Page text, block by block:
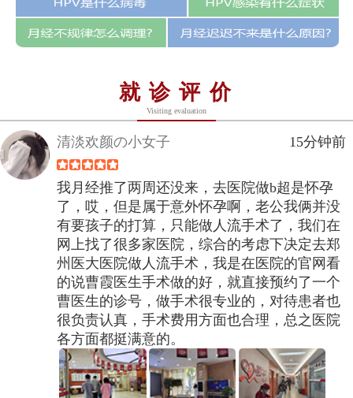
就诊评价
Visiting evaluation
清淡欢颜の小女子 15分钟前
我月经推了两周还没来，去医院做b超是怀孕
了，哎，但是属于意外怀孕啊，老公我俩并没
有要孩子的打算，只能做人流手术了，我们在
网上找了很多家医院，综合的考虑下决定去郑
州医大医院做人流手术，我是在医院的官网看
的说曹霞医生手术做的好，就直接预约了一个
曹医生的诊号，做手术很专业的，对待患者也
很负责认真，手术费用方面也合理，总之医院
各方面都挺满意的。